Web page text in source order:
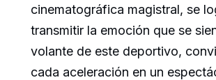
cinematográfica magistral, se
transmitir la emoción que se
volante de este deportivo,
cada aceleración en un